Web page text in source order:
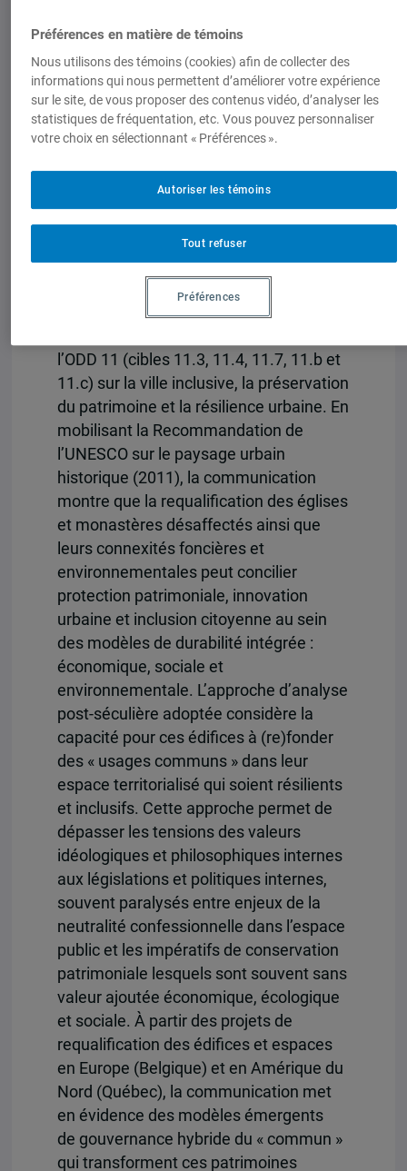
sociétés sécularisées : leur
muséification publique, leur
marchandisation privative et leur
réappropriation communautaire souvent
non régulée. Elle analyse la
requalification de ces patrimoines
comme une modalité de gouvernance
des communs, éclairée par une
Objectifs de développement durable et
du cadre UNESCO. La (ré)déqualification
est ainsi pensée à la lumière de l’ODD
9 (cibles 9.1 et 9.4) sur la résilience et la
l’ODD 11 (cibles 11.3, 11.4, 11.7, 11.b et
11.c) sur la ville inclusive, la préservation
du patrimoine et la résilience urbaine. En
mobilisant la Recommandation de
l’UNESCO sur le paysage urbain
historique (2011), la communication
montre que la requalification des églises
et monastères désaffectés ainsi que
leurs connexités foncières et
environnementales peut concilier
protection patrimoniale, innovation
urbaine et inclusion citoyenne au sein
des modèles de durabilité intégrée :
économique, sociale et
environnementale. L’approche d’analyse
post-séculière adoptée considère la
capacité pour ces édifices à (re)fonder
des « usages communs » dans leur
espace territorialisé qui soient résilients
et inclusifs. Cette approche permet de
dépasser les tensions des valeurs
idéologiques et philosophiques internes
aux législations et politiques internes,
souvent paralysés entre enjeux de la
neutralité confessionnelle dans l’espace
public et les impératifs de conservation
patrimoniale lesquels sont souvent sans
valeur ajoutée économique, écologique
et sociale. À partir des projets de
requalification des édifices et espaces
en Europe (Belgique) et en Amérique du
Nord (Québec), la communication met
en évidence des modèles émergents
de gouvernance hybride du « commun »
qui transforment ces patrimoines
Préférences en matière de témoins
Nous utilisons des témoins (cookies) afin de collecter des
informations qui nous permettent d’améliorer votre expérience
sur le site, de vous proposer des contenus vidéo, d’analyser les
statistiques de fréquentation, etc. Vous pouvez personnaliser
votre choix en sélectionnant « Préférences ».
Tout refuser
Autoriser les témoins
Préférences